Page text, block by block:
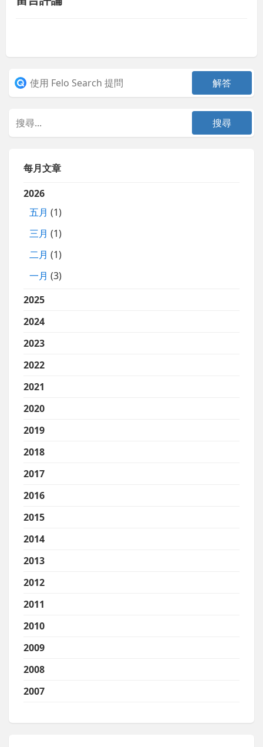
每月文章
2026
五月 (1)
三月 (1)
二月 (1)
一月 (3)
2025
2024
2023
2022
2021
2020
2019
2018
2017
2016
2015
2014
2013
2012
2011
2010
2009
2008
2007